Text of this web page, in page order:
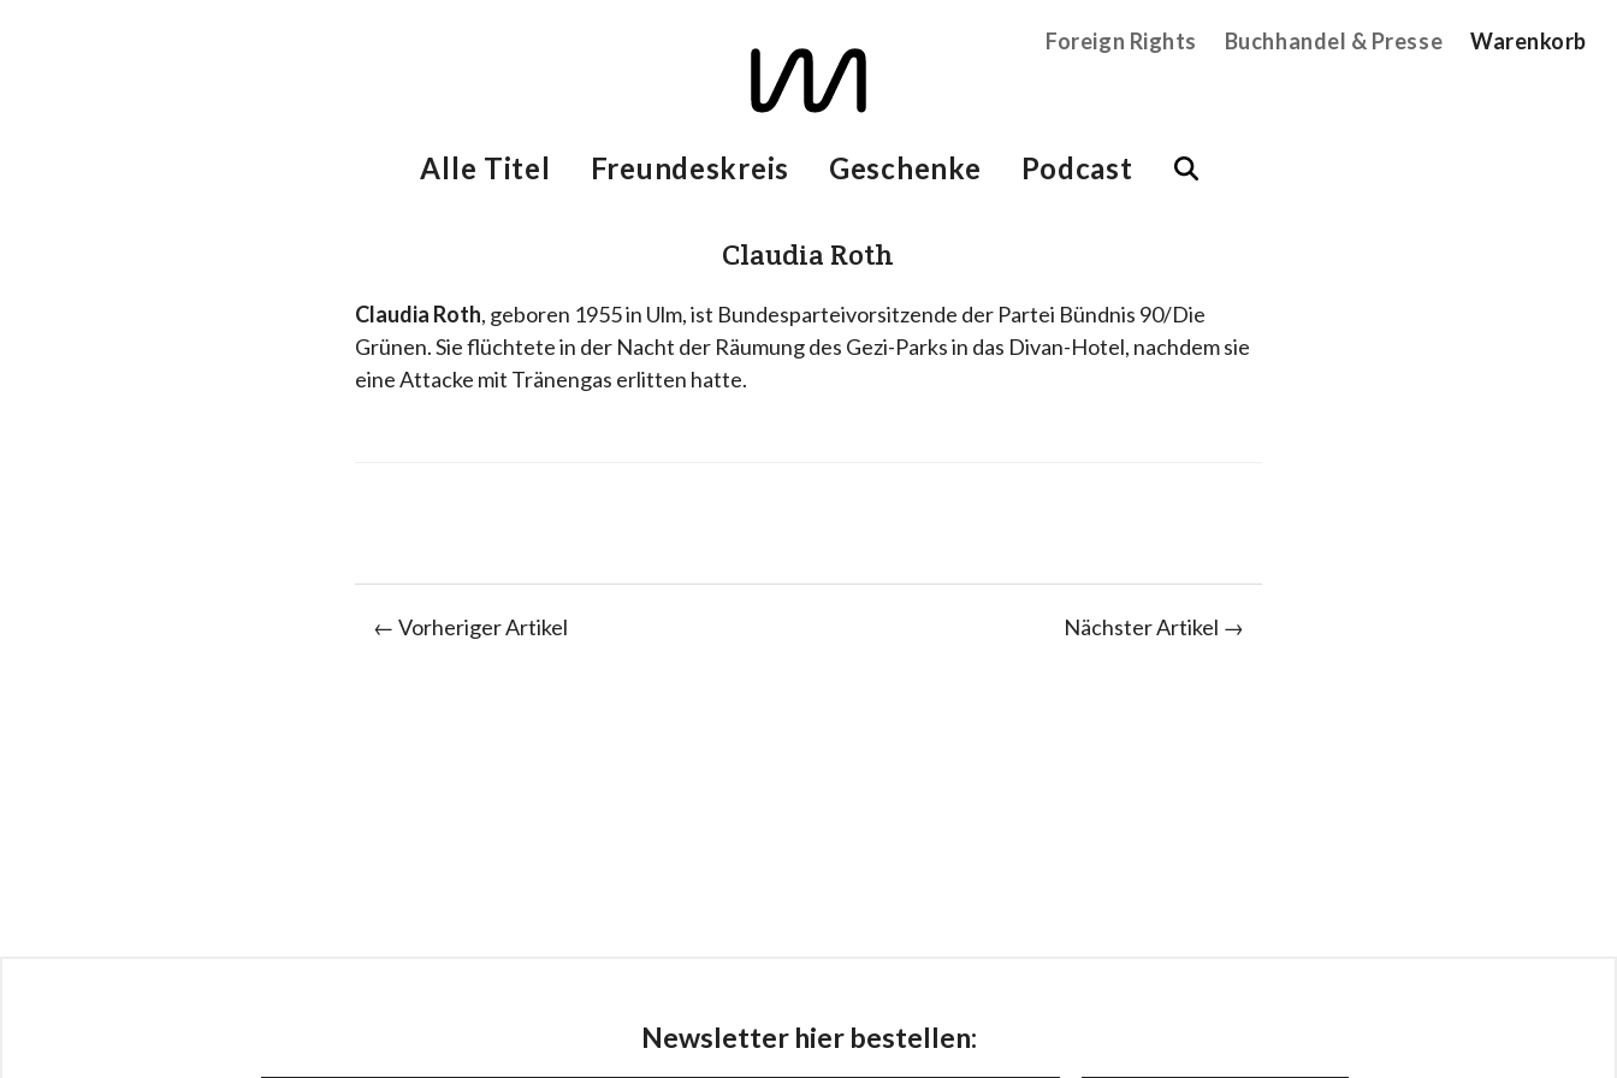
Foreign Rights Buchhandel & Presse Warenkorb
Alle Titel Freundeskreis Geschenke Podcast
Claudia Roth
Claudia Roth, geboren 1955 in Ulm, ist Bundesparteivorsitzende der Partei Bündnis 90/Die
Grünen. Sie flüchtete in der Nacht der Räumung des Gezi-Parks in das Divan-Hotel, nachdem sie
eine Attacke mit Tränengas erlitten hatte.
← Vorheriger Artikel Nächster Artikel →
Newsletter hier bestellen: